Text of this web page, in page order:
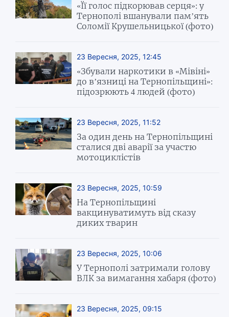
«Її голос підкорював серця»: у
Тернополі вшанували пам’ять
Соломії Крушельницької (фото)
23 Вересня, 2025, 12:45
«Збували наркотики в «Мівіні»
до в’язниці на Тернопільщині»:
підозрюють 4 людей (фото)
23 Вересня, 2025, 11:52
За один день на Тернопільщині
сталися дві аварії за участю
мотоциклістів
23 Вересня, 2025, 10:59
На Тернопільщині
вакцинуватимуть від сказу
диких тварин
23 Вересня, 2025, 10:06
У Тернополі затримали голову
ВЛК за вимагання хабаря (фото)
23 Вересня, 2025, 09:15